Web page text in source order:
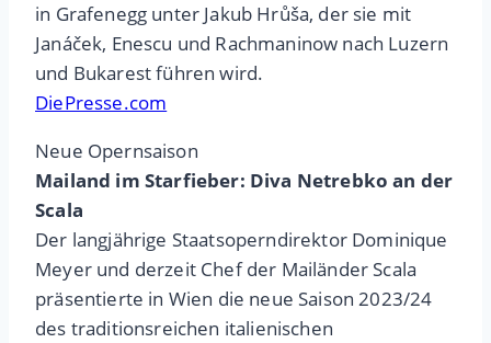
in Grafenegg unter Jakub Hrůša, der sie mit
Janáček, Enescu und Rachmaninow nach Luzern
und Bukarest führen wird.
DiePresse.com
Neue Opernsaison
Mailand im Starfieber: Diva Netrebko an der
Scala
Der langjährige Staatsoperndirektor Dominique
Meyer und derzeit Chef der Mailänder Scala
präsentierte in Wien die neue Saison 2023/24
des traditionsreichen italienischen